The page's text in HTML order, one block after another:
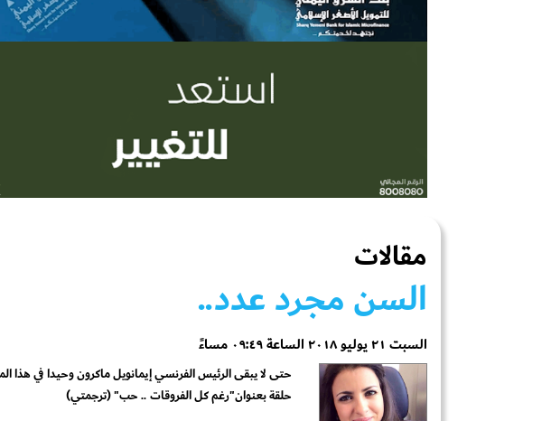
مقالات
السن مجرد عدد..
السبت ٢١ يوليو ٢٠١٨ الساعة ٠٩:٤٩ مساءً
حتى لا يبقى الرئيس الفرنسي إيمانويل ماكرون وحيدا في هذا
حلقة بعنوان"رغم كل الفروقات .. حب" (ترجمتي)